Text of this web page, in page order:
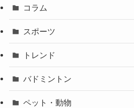
コラム
スポーツ
トレンド
バドミントン
ペット・動物